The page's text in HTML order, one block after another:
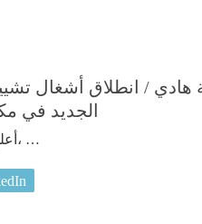
هادي / انطلاق أشغال
الجديد في مكناس
أعلن المكتب الوطني للسكك الحديدية، …